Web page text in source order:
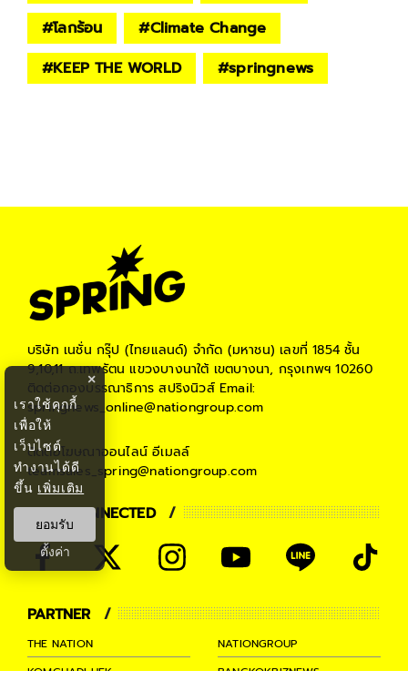
#โลกร้อน #Climate Change
#KEEP THE WORLD #springnews
บริษัท เนชั่น กรุ๊ป (ไทยแลนด์) จำกัด (มหาชน) เลขที่ 1854 ชั้น
9,10,11 ถ.เทพรัตน แขวงบางนาใต้ เขตบางนา, กรุงเทพฯ 10260
ติดต่อกองบรรณาธิการ สปริงนิวส์Email:
springnews_online@nationgroup.com
ติดต่อโฆษณาออนไลน์ อีเมลล์
teamsales_spring@nationgroup.com
STAY CONNECTED
PARTNER
THE NATION
NATIONGROUP
KOMCHADLUEK
BANGKOKBIZNEWS
×
เราใช้คุกกี้
เพื่อให้
เว็บไซต์
ทำงานได้ดี
ขึ้น เพิ่มเติม
ยอมรับ
ตั้งค่า